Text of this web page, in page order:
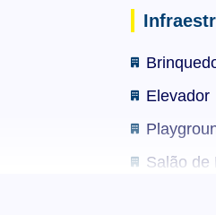
vista mar eElevador
Salão de